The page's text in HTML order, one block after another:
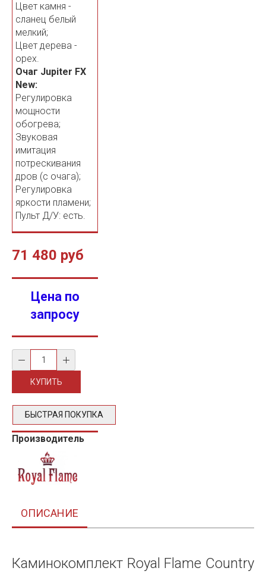
Цвет камня -
сланец белый
мелкий;
Цвет дерева -
орех.
Очаг Jupiter FX
New:
Регулировка
мощности
обогрева;
Звуковая
имитация
потрескивания
дров (с очага);
Регулировка
яркости пламени;
Пульт Д/У: есть.
71 480 руб
Цена по
запросу
БЫСТРАЯ ПОКУПКА
Производитель
ОПИСАНИЕ
Каминокомплект Royal Flame Country